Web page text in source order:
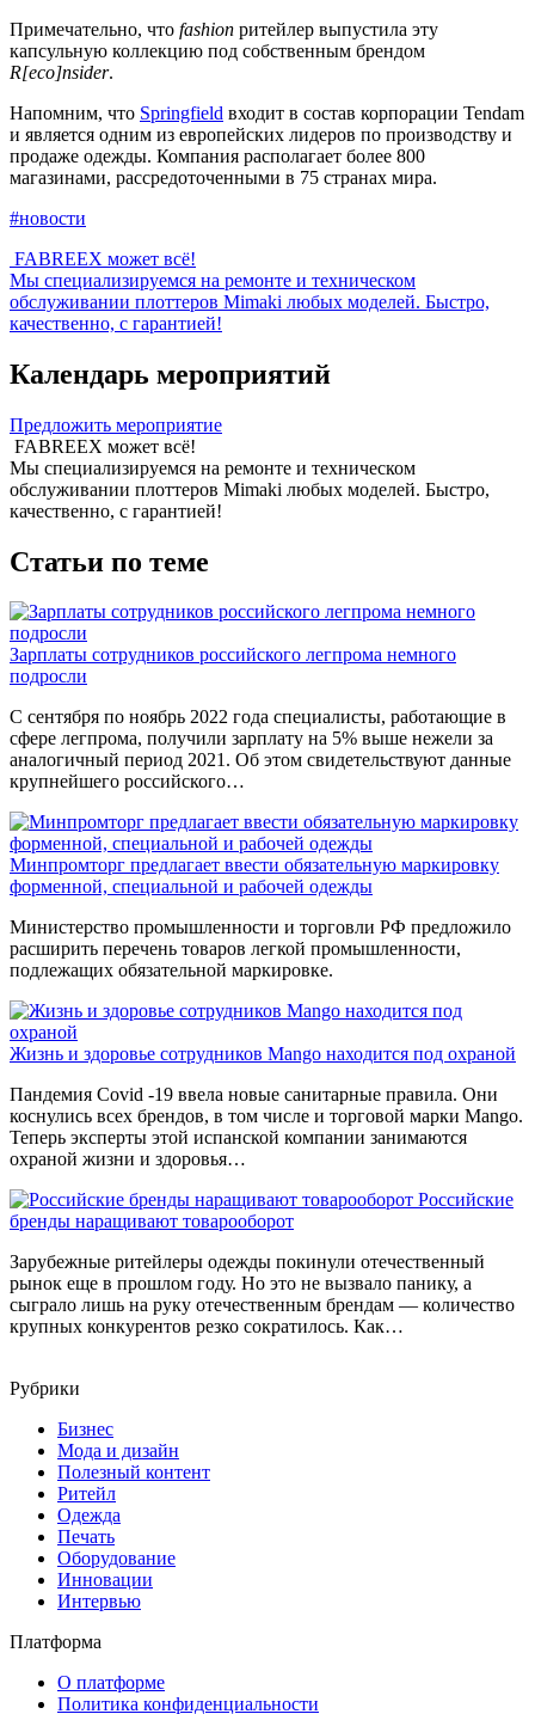
Примечательно, что fashion ритейлер выпустила эту
капсульную коллекцию под собственным брендом
R[eco]nsider.
Напомним, что Springfield входит в состав корпорации Tendam
и является одним из европейских лидеров по производству и
продаже одежды. Компания располагает более 800
магазинами, рассредоточенными в 75 странах мира.
#новости
FABREEX может всё!
Мы специализируемся на ремонте и техническом
обслуживании плоттеров Mimaki любых моделей. Быстро,
качественно, с гарантией!
Календарь мероприятий
Предложить мероприятие
FABREEX может всё!
Мы специализируемся на ремонте и техническом
обслуживании плоттеров Mimaki любых моделей. Быстро,
качественно, с гарантией!
Статьи по теме
Зарплаты сотрудников российского легпрома немного
подросли
С сентября по ноябрь 2022 года специалисты, работающие в
сфере легпрома, получили зарплату на 5% выше нежели за
аналогичный период 2021. Об этом свидетельствуют данные
крупнейшего российского…
Минпромторг предлагает ввести обязательную маркировку
форменной, специальной и рабочей одежды
Министерство промышленности и торговли РФ предложило
расширить перечень товаров легкой промышленности,
подлежащих обязательной маркировке.
Жизнь и здоровье сотрудников Mango находится под охраной
Пандемия Covid -19 ввела новые санитарные правила. Они
коснулись всех брендов, в том числе и торговой марки Mango.
Теперь эксперты этой испанской компании занимаются
охраной жизни и здоровья…
Российские
бренды наращивают товарооборот
Зарубежные ритейлеры одежды покинули отечественный
рынок еще в прошлом году. Но это не вызвало панику, а
сыграло лишь на руку отечественным брендам — количество
крупных конкурентов резко сократилось. Как…
Рубрики
Бизнес
Мода и дизайн
Полезный контент
Ритейл
Одежда
Печать
Оборудование
Инновации
Интервью
Платформа
О платформе
Политика конфиденциальности